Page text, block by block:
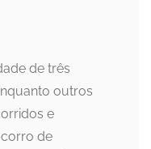
de três
outros
e
de